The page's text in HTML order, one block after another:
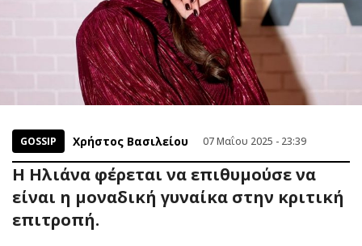
GOSSIP Χρήστος Βασιλείου 07 Μαΐου 2025 - 23:39
Η Ηλιάνα φέρεται να επιθυμούσε να
είναι η μοναδική γυναίκα στην κριτική
επιτροπή.